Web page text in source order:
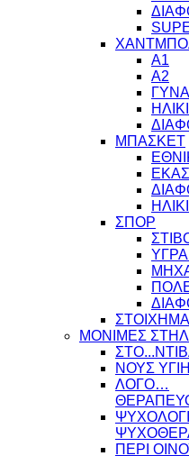
Α1
Α2
ΜΠΑΣΚΕΤ
ΣΠΟΡ
ΣΤΟΙΧΗΜΑ
ΜΟΝΙΜΕΣ
ΝΟΥΣ
ΛΟΓΟ…
ΠΕΡΙ